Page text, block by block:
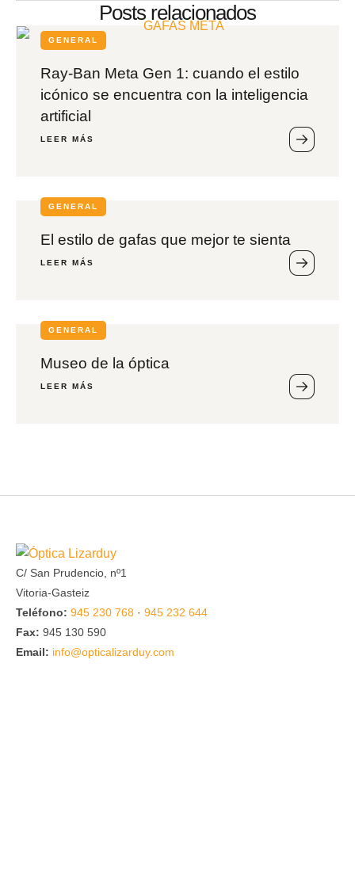
Posts relacionados
GENERAL
Ray-Ban Meta Gen 1: cuando el estilo
icónico se encuentra con la inteligencia
artificial
LEER MÁS
GENERAL
El estilo de gafas que mejor te sienta
LEER MÁS
GENERAL
Museo de la óptica
LEER MÁS
C/ San Prudencio, nº1
Vitoria-Gasteiz
Teléfono: 945 230 768 · 945 232 644
Fax: 945 130 590
Email: info@opticalizarduy.com